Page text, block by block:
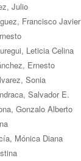
Julio
Francisco Javier
Leticia Celina
Ernesto
Sonia
Salvador E.
Gonzalo Alberto
Mónica Diana